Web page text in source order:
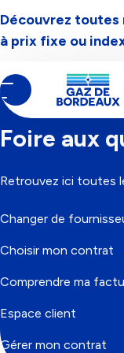
Aller à la navigation
Découvrez
à prix fixe ou
Contenu
principal
d'Ariane
Accueil
Foire aux
Retrouvez ici toutes
Changer de
Choisir mon contrat
Comprendre ma
Espace client
Gérer mon contrat